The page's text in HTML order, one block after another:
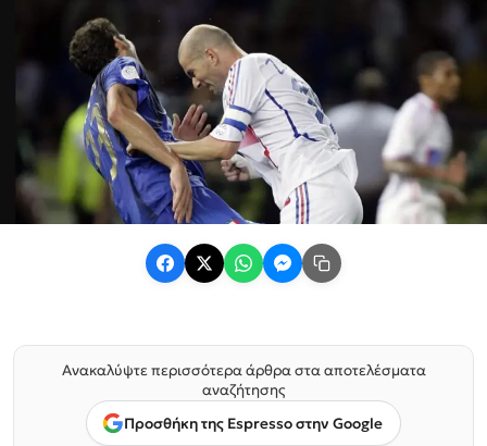
Ανακαλύψτε περισσότερα άρθρα στα αποτελέσματα
αναζήτησης
Προσθήκη της Espresso στην Google